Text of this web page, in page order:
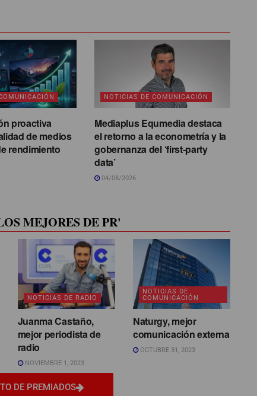
proactiva
de medios
rendimiento
NOTICIAS DE COMUNICACIÓN
Mediaplus Equmedia destaca
el retorno a la econometría y la
gobernanza del ‘first-party
data’
04/08/2026
MEJORES DE PR'
NOTICIAS DE RADIO
Juanma Castaño,
mejor periodista de
radio
NOVIEMBRE 1, 2023
NOTICIAS DE
COMUNICACIÓN
Naturgy, mejor
comunicación externa
OCTUBRE 31, 2023
DE PREMIADOS